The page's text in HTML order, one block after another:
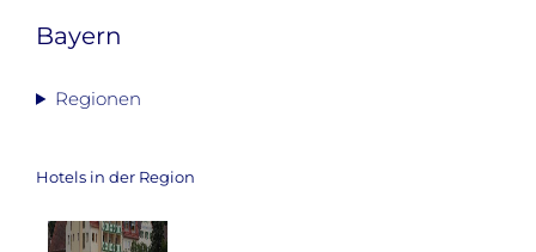
Bayern
Regionen
Hotels in der Region